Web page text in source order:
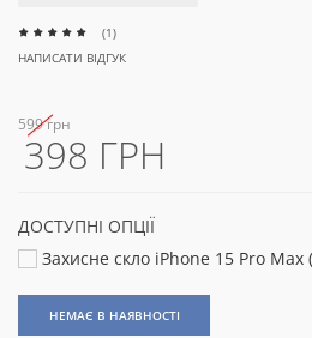
(1)
НАПИСАТИ ВІДГУК
599 грн
398 ГРН
ДОСТУПНІ ОПЦІЇ
Захисне скло iPhone 15 Pro Max
НЕМАЄ В НАЯВНОСТІ